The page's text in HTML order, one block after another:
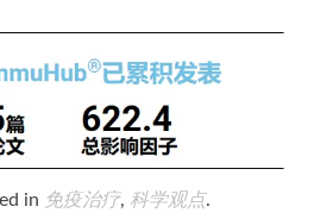
in 免疫治疗, 科学观点.